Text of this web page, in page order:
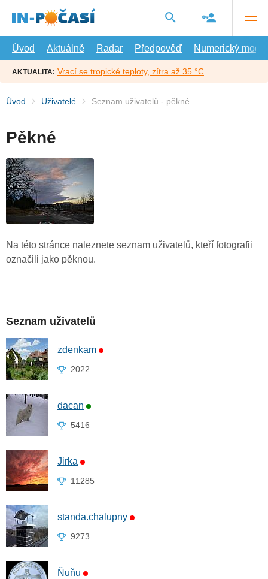
hlavní
Úvod
Aktuálně Radar Předpověď Numerický model
AKTUALITA: Vrací se tropické teploty, zítra až 35 °C
Úvod Uživatelé Seznam uživatelů - pěkné
Pěkné
Na této stránce naleznete seznam uživatelů, kteří fotografii
označili jako pěknou.
Seznam uživatelů
zdenkam
2022
dacan
5416
Jirka
11285
standa.chalupny
9273
Ňuňu